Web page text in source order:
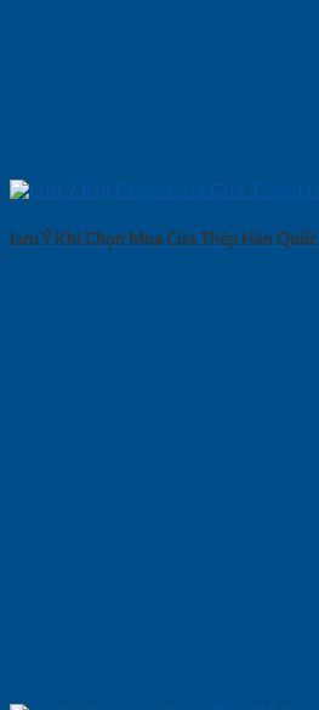
Lưu Ý Khi Chọn Mua Cửa Thép Hàn Quốc